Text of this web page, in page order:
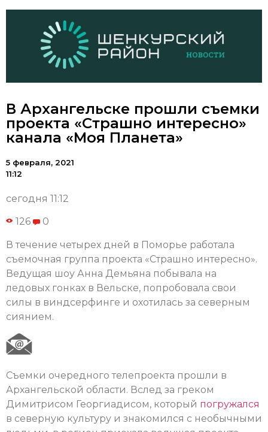
В Архангельске прошли съемки
проекта «Страшно интересно»
канала «Моя Планета»
5 февраля, 2021
11:12
сегодня 11:12
126 0
В течение четырех дней в Поморье работала
съемочная группа проекта «Страшно интересно».
Ведущая шоу Анна Демьяна побывала на
ледовых гонках в Вельске, попробовала свои
силы в виндсерфинге и охотилась за северным
сиянием.
Съемки очередного телепроекта прошли в
Архангельской области. Вслед за греком
Димитрисом Георгиадисом, который погружался
в северную культуру и знакомился с необычными